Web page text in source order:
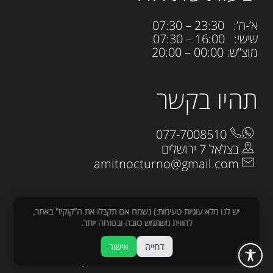
תהיו בקשר
בצלאל 7 ירושלים
א’-ה’: 23:30 – 07:30
שישי: 16:00 – 07:30
מוצ”ש: 00:00 – 20:00
כל הזכויות שמורות לנוקטורנו 2025
עיצוב:rawפיתוח :sjonnie
יש לנו מלא עוגיות טעימות:) נשמח אם תקבלו את ה"קוקיז" באתר,
לחווית משתמש טובה ובטוחה יותר.
דחייה אישור